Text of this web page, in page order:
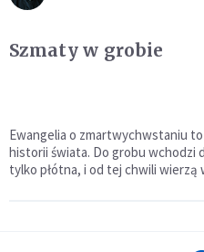
Szmaty w grobie
Ewangelia o zmartwychwstaniu
historii świata. Do grobu wchodzi
tylko płótna, i od tej chwili wierzą